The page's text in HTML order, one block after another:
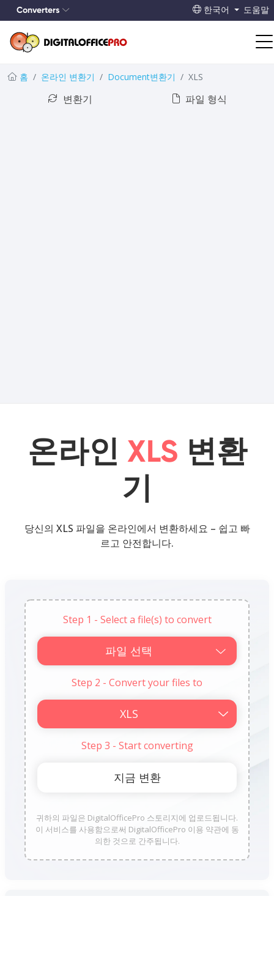
Converters 한국어 도움말
홈 온라인 변환기 Document변환기
XLS
변환기
파일 형식
온라인 XLS 변환
기
당신의 XLS 파일을 온라인에서 변환하세요 – 쉽고 빠
르고 안전합니다.
Step 1 - Select a file(s) to convert
파일 선택
Step 2 - Convert your files to
Step 3 - Start converting
귀하의 파일은 DigitalOfficePro 스토리지에 업로드됩니다.
이 서비스를 사용함으로써 DigitalOfficePro 이용 약관에 동
의한 것으로 간주됩니다.